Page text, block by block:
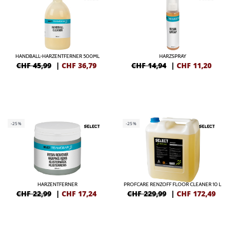
HANDBALL-HARZENTFERNER 500ML
CHF 45,99 | CHF 36,79
HARZSPRAY
CHF 14,94 | CHF 11,20
-25%
HARZENTFERNER
CHF 22,99 | CHF 17,24
-25%
PROFCARE RENZOFF FLOOR CLEANER 10 L
CHF 229,99 | CHF 172,49